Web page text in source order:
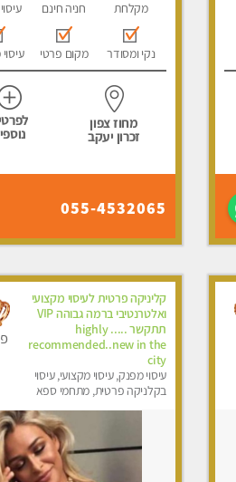
מקלחת חניה חינם
נקי ומסודר מקום פרטי
מחוז צפון
זכרון יעקב
055-4532065
קליניקה פרטית לעיסוי מקצועי
ואלטרנטיבי ברמה גבוהה VIP
תתקשר ..... highly
recommended..new in the
city
עיסוי מפנק, עיסוי מקצועי, עיסוי
בקלניקה פרטית, מתחמי ספא
הבית, עיסוי טנטרה, עיסוי מגבר
לגבר, עיסוי מגבר לאישה